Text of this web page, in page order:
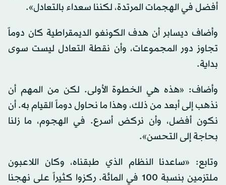
أفضل في الهجمات المرتدة، لكننا سعداء بالتعادل».
وأضاف ديسابر أن هدف الكونغو الديمقراطية كان دوماً
تجاوز دور المجموعات، وأن نقطة التعادل ليست سوى
بداية.
وأضاف: «هذه هي الخطوة الأولى. لكن من المهم أن
نذهب إلى أبعد من ذلك، وهذا ما نحاول دوماً القيام به. أن
نكون أفضل، وأن نركض أسرع. في الهجوم، ما زلنا
بحاجة إلى التحسن».
وتابع: «ساعدنا النظام الذي طبقناه، وكان اللاعبون
ملتزمين بنسبة 100 في المائة. ركزوا كثيراً على نهجنا